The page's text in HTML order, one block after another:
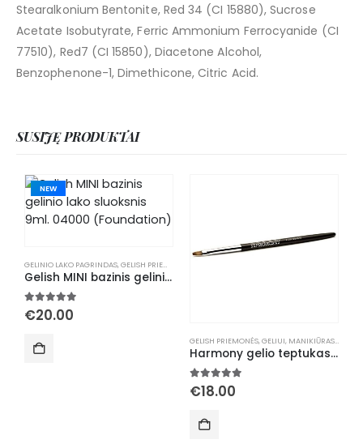
Stearalkonium Bentonite, Red 34 (CI 15880), Sucrose
Acetate Isobutyrate, Ferric Ammonium Ferrocyanide (CI
77510), Red7 (CI 15850), Diacetone Alcohol,
Benzophenone-1, Dimethicone, Citric Acid.
SUSIJĘ PRODUKTAI
NEW
GELINIO LAKO PAGRINDAS,GELISH PRIEMONĖS
Gelish MINI bazinis gelinio lako sluoksnis 9ml. 04000 (Foundation)
5.00out of 5
€20.00
GELISH PRIEMONĖS,GELIUI, MANIKIŪRAS,
Harmony gelio teptukas Nr.6, kvadratinis
5.00 out of 5
€18.00